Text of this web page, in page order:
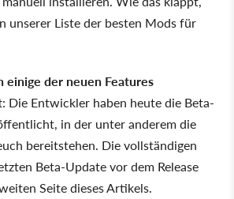
unserer Liste der besten Mods für
einige der neuen Features
: Die Entwickler haben heute die Beta-
in der unter anderem die
bereitstehen. Die vollständigen
Beta-Update vor dem Release
Seite dieses Artikels.